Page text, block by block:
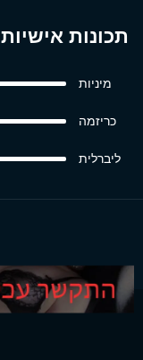
תכונות אישיות
מיניות
כריזמה
ליברלית